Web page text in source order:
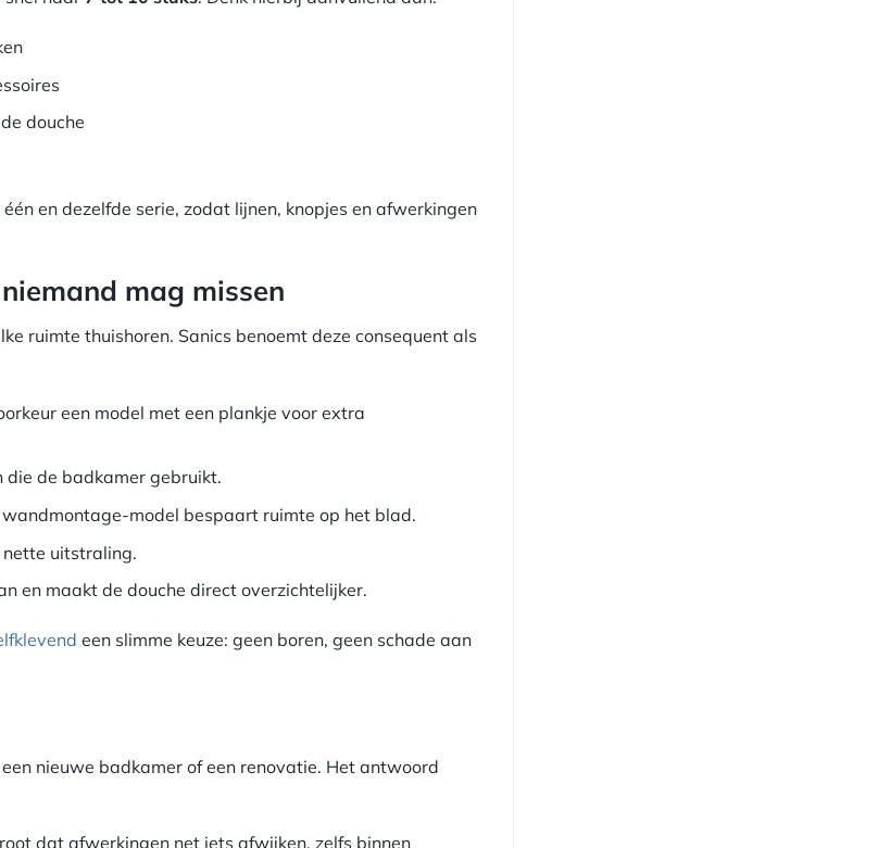
douche
en dezelfde serie, zodat lijnen, knopjes en afwerkingen
mag missen
ruimte thuishoren. Sanics benoemt deze consequent als
een model met een plankje voor extra
de badkamer gebruikt.
model bespaart ruimte op het blad.
uitstraling.
en maakt de douche direct overzichtelijker.
een slimme keuze: geen boren, geen schade aan
nieuwe badkamer of een renovatie. Het antwoord
dat afwerkingen net iets afwijken, zelfs binnen